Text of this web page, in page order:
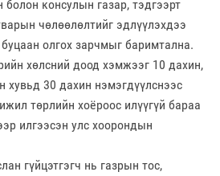
консулын газар, тэдгээрт
чөлөөлөлтийг эдлүүлэхдээ
олгох зарчмыг баримтална.
хөлсний доод хэмжээг 10 дахин,
хувьд 30 дахин нэмэгдүүлснээс
төрлийн хоёроос илүүгүй бараа
илгээсэн улс хоорондын
гүйцэтгэгч нь газрын тос,